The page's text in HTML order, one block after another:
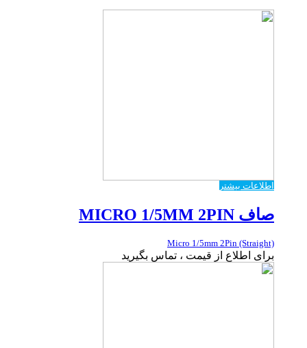
اطلاعات بیشتر
صاف MICRO 1/5MM 2PIN
Micro 1/5mm 2Pin (Straight)
برای اطلاع از قیمت ، تماس بگیرید